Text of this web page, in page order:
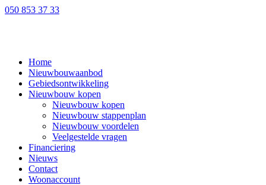
050 853 37 33
Home
Nieuwbouwaanbod
Gebiedsontwikkeling
Nieuwbouw kopen
Nieuwbouw kopen
Nieuwbouw stappenplan
Nieuwbouw voordelen
Veelgestelde vragen
Financiering
Nieuws
Contact
Woonaccount